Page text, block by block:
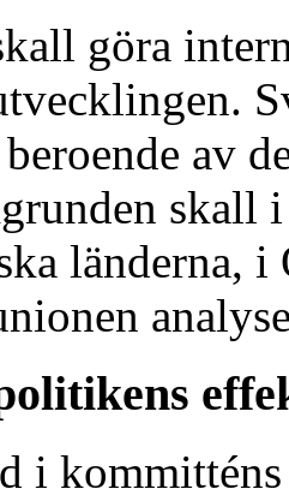
göra
av
skall
länderna, i
i kommitténs